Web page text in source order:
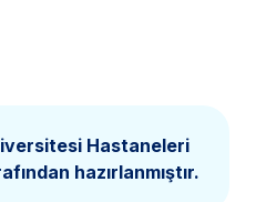
Hastaneleri
hazırlanmıştır.